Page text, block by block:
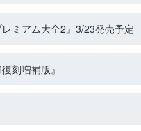
ミアム大全2』3/23発売予定
刻増補版』